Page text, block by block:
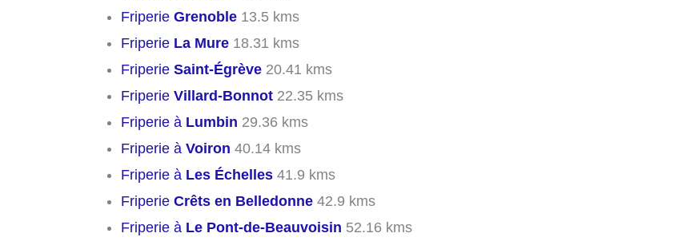
Friperie Grenoble 13.5 kms
Friperie La Mure 18.31 kms
Friperie Saint-Égrève 20.41 kms
Friperie Villard-Bonnot 22.35 kms
Friperie à Lumbin 29.36 kms
Friperie à Voiron 40.14 kms
Friperie à Les Échelles 41.9 kms
Friperie Crêts en Belledonne 42.9 kms
Friperie à Le Pont-de-Beauvoisin 52.16 kms